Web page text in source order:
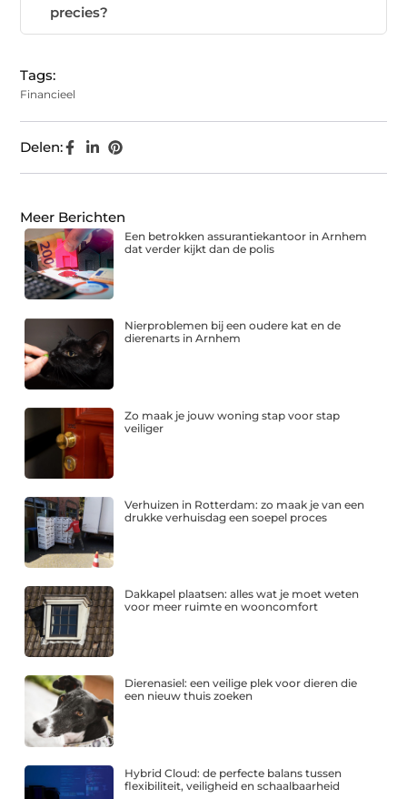
precies?
Tags:
Financieel
Delen:
Meer Berichten
Een betrokken assurantiekantoor in Arnhem
dat verder kijkt dan de polis
Nierproblemen bij een oudere kat en de
dierenarts in Arnhem
Zo maak je jouw woning stap voor stap
veiliger
Verhuizen in Rotterdam: zo maak je van een
drukke verhuisdag een soepel proces
Dakkapel plaatsen: alles wat je moet weten
voor meer ruimte en wooncomfort
Dierenasiel: een veilige plek voor dieren die
een nieuw thuis zoeken
Hybrid Cloud: de perfecte balans tussen
flexibiliteit, veiligheid en schaalbaarheid